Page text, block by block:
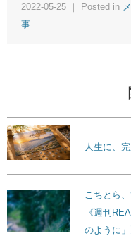
2022-05-25 ｜ Posted in
事
人生に、
こちとら
《週刊
のように」